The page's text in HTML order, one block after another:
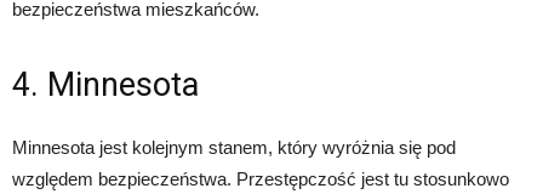
bezpieczeństwa mieszkańców.
4. Minnesota
Minnesota jest kolejnym stanem, który wyróżnia się pod
względem bezpieczeństwa. Przestępczość jest tu stosunkowo